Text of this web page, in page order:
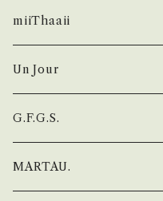
wear
チュニック・ワンピース
トップス
スカーフ・ソックス
スカーフ
ソックス
バッグ
miiThaaii
wear
スカート
シャツ・ブラウス
bag
Un Jour
シューズ
スリッポン
i ro se × Un Jour
G.F.G.S.
crew nack
MARTAU.